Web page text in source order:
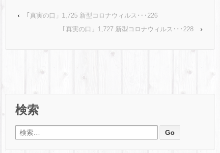
‹
｢真実の口」1,725 新型コロナウィルス･･･226
｢真実の口」1,727 新型コロナウィルス･･･228
›
検索
検索: